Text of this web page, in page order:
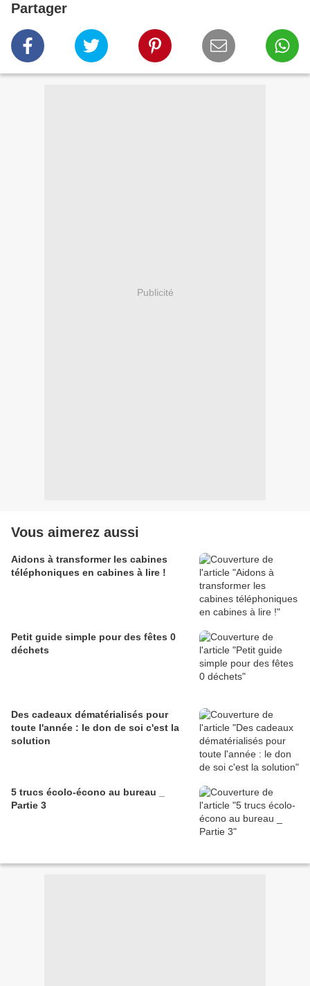
Partager
Publicité
Vous aimerez aussi
Aidons à transformer les cabines
téléphoniques en cabines à lire !
Petit guide simple pour des fêtes 0
déchets
Des cadeaux dématérialisés pour
toute l'année : le don de soi c'est la
solution
5 trucs écolo-écono au bureau _
Partie 3